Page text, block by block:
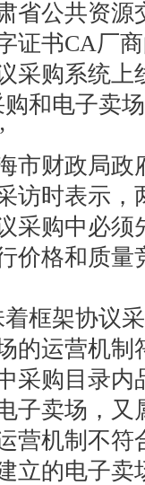
省公共资源
证书CA厂
购系统上
和电子卖
财政局政
访时表示，
采购中必须
价格和质量
框架协议采
的运营机制
采购目录内
子卖场，又
营机制不符
立的电子